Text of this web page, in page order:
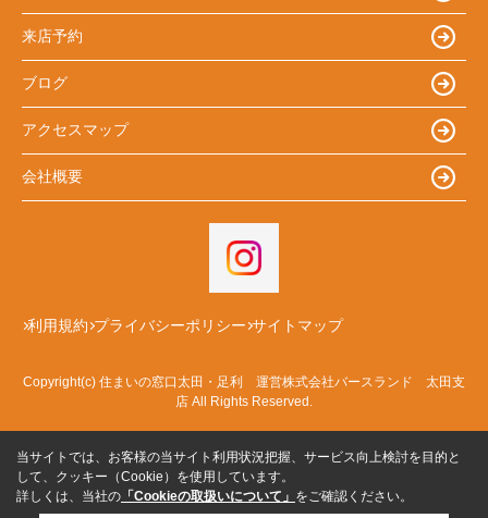
来店予約
ブログ
アクセスマップ
会社概要
利用規約 プライバシーポリシー サイトマップ
Copyright(c) 住まいの窓口太田・足利 運営株式会社バースランド 太田支
店 All Rights Reserved.
当サイトでは、お客様の当サイト利用状況把握、サービス向上検討を目的と
して、クッキー（Cookie）を使用しています。
詳しくは、当社の 「Cookieの取扱いについて」 をご確認ください。